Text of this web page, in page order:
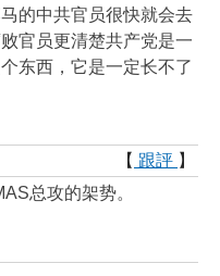
的中共官员很快就会去
官员更清楚共产党是一
东西，它是一定长不了
【 跟評 】
总攻的架势。